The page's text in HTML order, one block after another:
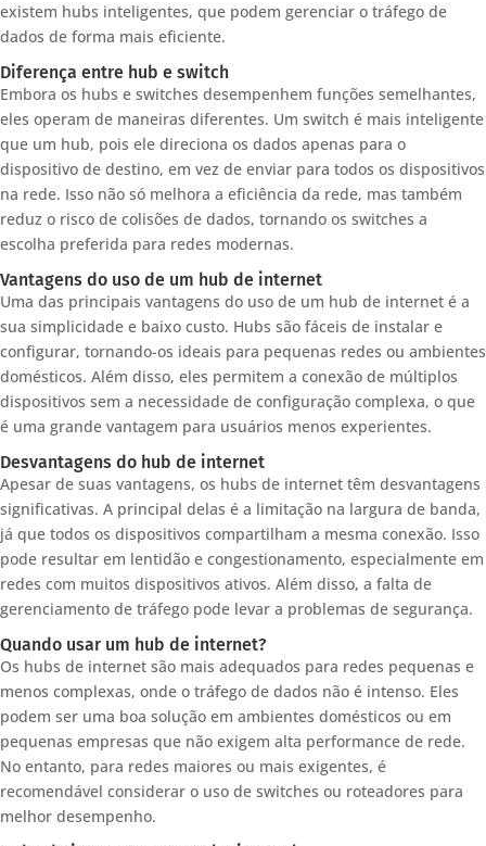
existem hubs inteligentes, que podem gerenciar o tráfego de
dados de forma mais eficiente.
Diferença entre hub e switch
Embora os hubs e switches desempenhem funções semelhantes,
eles operam de maneiras diferentes. Um switch é mais inteligente
que um hub, pois ele direciona os dados apenas para o
dispositivo de destino, em vez de enviar para todos os dispositivos
na rede. Isso não só melhora a eficiência da rede, mas também
reduz o risco de colisões de dados, tornando os switches a
escolha preferida para redes modernas.
Vantagens do uso de um hub de internet
Uma das principais vantagens do uso de um hub de internet é a
sua simplicidade e baixo custo. Hubs são fáceis de instalar e
configurar, tornando-os ideais para pequenas redes ou ambientes
domésticos. Além disso, eles permitem a conexão de múltiplos
dispositivos sem a necessidade de configuração complexa, o que
é uma grande vantagem para usuários menos experientes.
Desvantagens do hub de internet
Apesar de suas vantagens, os hubs de internet têm desvantagens
significativas. A principal delas é a limitação na largura de banda,
já que todos os dispositivos compartilham a mesma conexão. Isso
pode resultar em lentidão e congestionamento, especialmente em
redes com muitos dispositivos ativos. Além disso, a falta de
gerenciamento de tráfego pode levar a problemas de segurança.
Quando usar um hub de internet?
Os hubs de internet são mais adequados para redes pequenas e
menos complexas, onde o tráfego de dados não é intenso. Eles
podem ser uma boa solução em ambientes domésticos ou em
pequenas empresas que não exigem alta performance de rede.
No entanto, para redes maiores ou mais exigentes, é
recomendável considerar o uso de switches ou roteadores para
melhor desempenho.